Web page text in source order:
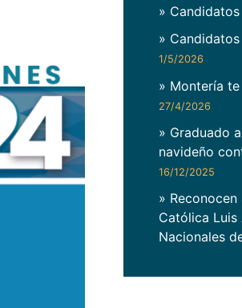
»
»
1/5/2026
» Montería
27/4/2026
» Graduado
navideño
16/12/2025
»
Católica Luis
Nacionales